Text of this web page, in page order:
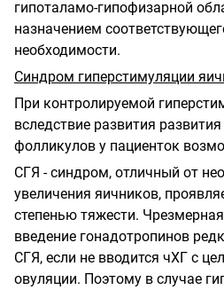
гипоталамо-гипофизарной
назначением
необходимости.
Синдром гиперстимуляции
При контролируемой
вследствие развития
фолликулов у пациенток
СГЯ - синдром, отличный от
увеличения яичников,
степенью тяжести.
введение гонадотропинов
СГЯ, если не вводится чХГ с
овуляции. Поэтому в случае